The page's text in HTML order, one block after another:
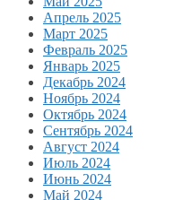
Апрель 2025
Март 2025
Февраль 2025
Январь 2025
Декабрь 2024
Ноябрь 2024
Октябрь 2024
Сентябрь 2024
Август 2024
Июль 2024
Июнь 2024
Май 2024